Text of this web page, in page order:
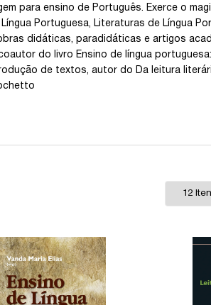
para ensino de Português. Exerce o
Portuguesa, Literaturas de Língua
didáticas, paradidáticas e artigos
do livro Ensino de língua
de textos, autor do Da leitura